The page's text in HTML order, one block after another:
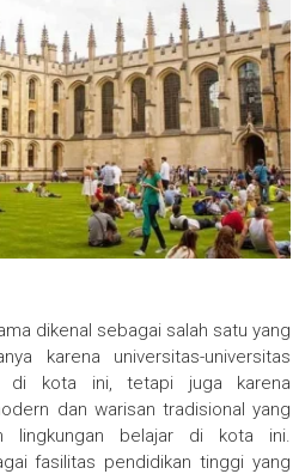
dikenal sebagai salah satu yang
karena universitas-universitas
di kota ini, tetapi juga karena
dan warisan tradisional yang
lingkungan belajar di kota ini.
fasilitas pendidikan tinggi yang